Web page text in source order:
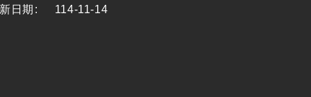
日期 : 114-11-14